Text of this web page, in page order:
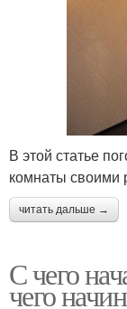
В этой статье
комнаты своими
читать дальше →
С чего
чего